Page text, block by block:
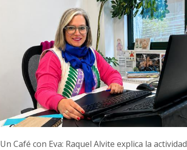
Un Café con Eva: Raquel Alvite explica la actividad